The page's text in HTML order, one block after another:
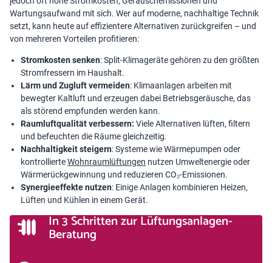
Wartungsaufwand mit sich. Wer auf moderne, nachhaltige Technik
setzt, kann heute auf effizientere Alternativen zurückgreifen – und
von mehreren Vorteilen profitieren:
Stromkosten senken: Split-Klimageräte gehören zu den größten
Stromfressern im Haushalt.
Lärm und Zugluft vermeiden: Klimaanlagen arbeiten mit
bewegter Kaltluft und erzeugen dabei Betriebsgeräusche, das
als störend empfunden werden kann.
Raumluftqualität verbessern: Viele Alternativen lüften, filtern
und befeuchten die Räume gleichzeitig.
Nachhaltigkeit steigern: Systeme wie Wärmepumpen oder
kontrollierteWohnraumlüftungen nutzen Umweltenergie oder
Wärmerückgewinnung und reduzieren CO₂-Emissionen.
Synergieeffekte nutzen: Einige Anlagen kombinieren Heizen,
Lüften und Kühlen in einem Gerät.
In 3 Schritten zur Lüftungsanlagen-
Beratung